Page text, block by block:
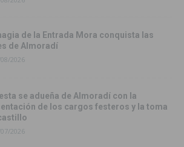
de la Entrada Mora conquista las
de Almoradí
2026
se adueña de Almoradí con la
de los cargos festeros y la toma
2026